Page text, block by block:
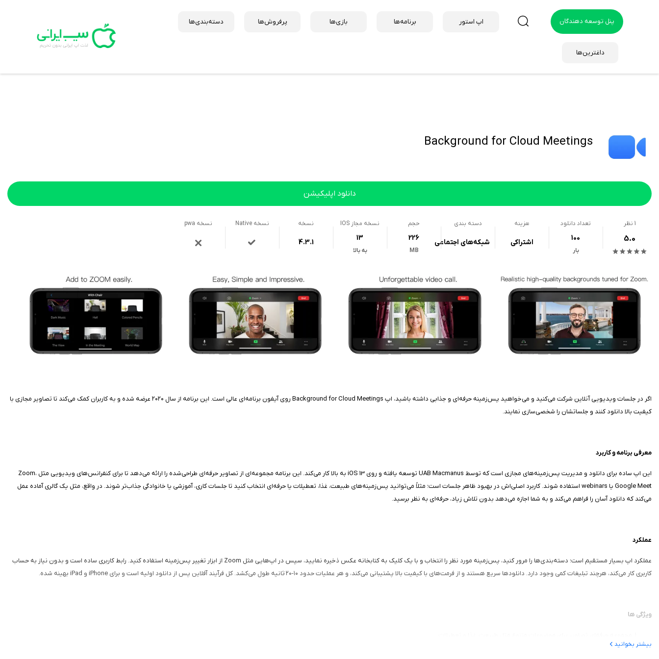
پنل توسعه دهندگان اپ استور برنامه‌ها بازی‌ها پرفروش‌ها دسته‌بندی‌ها
داغترین‌ها
Background for Cloud Meetings
دانلود اپلیکیشن
1 نظر
5.0
تعداد دانلود
100
بار
هزینه
اشتراکی
دسته بندی
شبکه‌های اجتماعی
حجم
226
MB
نسخه مجاز IOS
13
به بالا
نسخه
4.3.1
نسخه Native نسخه pwa
اگر در جلسات ویدیویی آنلاین شرکت می‌کنید و می‌خواهید پس‌زمینه حرفه‌ای و جذابی داشته باشید، اپ Background for Cloud Meetings روی آیفون برنامه‌ای عالی است. این برنامه از سال ۲۰۲۰ عرضه شده و به کاربران کمک می‌کند تا تصاویر مجازی با
کیفیت بالا دانلود کنند و جلساتشان را شخصی‌سازی نمایند.
معرفی برنامه و کاربرد
این اپ ساده برای دانلود و مدیریت پس‌زمینه‌های مجازی است که توسط UAB Macmanus توسعه یافته و روی iOS 13 به بالا کار می‌کند. این برنامه مجموعه‌ای از تصاویر حرفه‌ای طراحی‌شده را ارائه می‌دهد تا برای کنفرانس‌های ویدیویی مثل Zoom،
Google Meet یا webinars استفاده شوند. کاربرد اصلی‌اش در بهبود ظاهر جلسات است؛ مثلاً می‌توانید پس‌زمینه‌های طبیعت، غذا، تعطیلات یا حرفه‌ای انتخاب کنید تا جلسات کاری، آموزشی یا خانوادگی جذاب‌تر شوند. در واقع، مثل یک گالری آماده عمل
می‌کند که دانلود آسان را فراهم می‌کند و به شما اجازه می‌دهد بدون تلاش زیاد، حرفه‌ای به نظر برسید.
عملکرد
عملکرد اپ بسیار مستقیم است؛ دسته‌بندی‌ها را مرور کنید، پس‌زمینه مورد نظر را انتخاب و با یک کلیک به کتابخانه عکس ذخیره نمایید، سپس در اپ‌هایی مثل Zoom از ابزار تغییر پس‌زمینه استفاده کنید. رابط کاربری ساده است و بدون نیاز به حساب
کاربری کار می‌کند، هرچند تبلیغات کمی وجود دارد. دانلودها سریع هستند و از فرمت‌های با کیفیت بالا پشتیبانی می‌کند، و هر عملیات حدود ۱۰-۲۰ ثانیه طول می‌کشد. کل فرآیند آفلاین پس از دانلود اولیه است و برای iPhone و iPad بهینه شده.
ویژگی‌ ها
پس‌زمینه‌های تخصصی برای معلمان، پزشکان، مهندسان و IT specialistsبیشتر بخوانید